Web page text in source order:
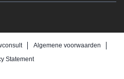
Algemene voorwaarden
Statement